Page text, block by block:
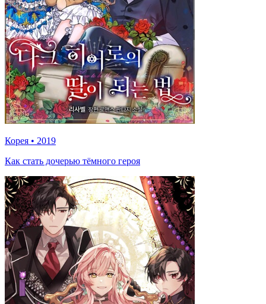
Корея • 2019
Как стать дочерью тёмного героя